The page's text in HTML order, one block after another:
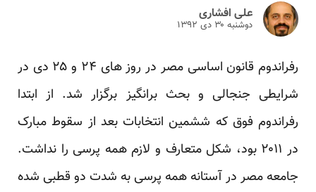
علی افشاری
دوشنبه ۳۰ دى ۱۳۹۲
رفراندوم قانون اساسی مصر در روز های ۲۴ و ۲۵ دی در
شرایطی جنجالی و بحث برانگیز برگزار شد. از ابتدا
رفراندوم فوق که ششمین انتخابات بعد از سقوط مبارک
در ۲۰۱۱ بود، شکل متعارف و لازم همه پرسی را نداشت.
جامعه مصر در آستانه همه پرسی به شدت دو قطبی شده